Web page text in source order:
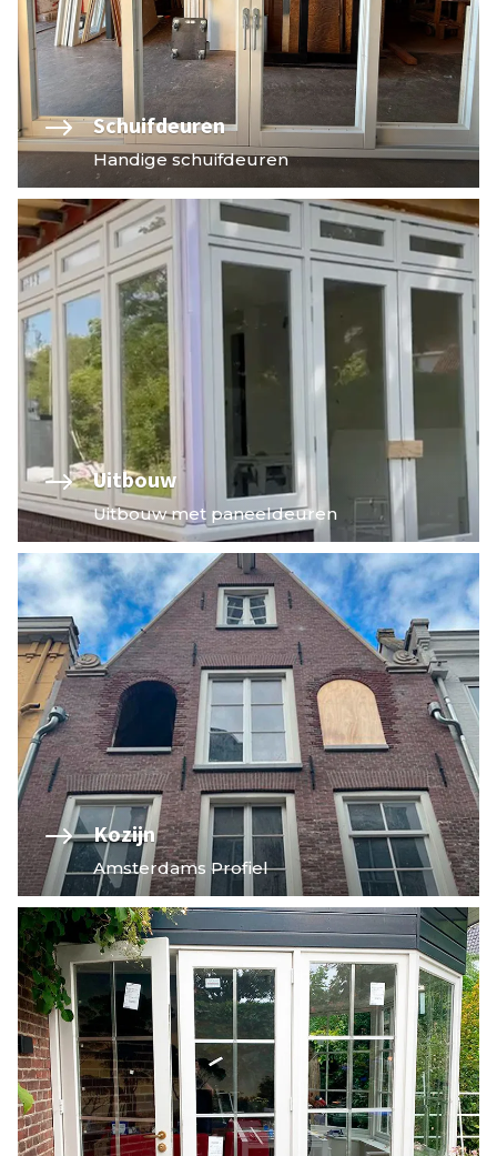
$ Schuifdeuren
Handige schuifdeuren
$ Uitbouw
Uitbouw met paneeldeuren
$ Kozijn
Amsterdams Profiel